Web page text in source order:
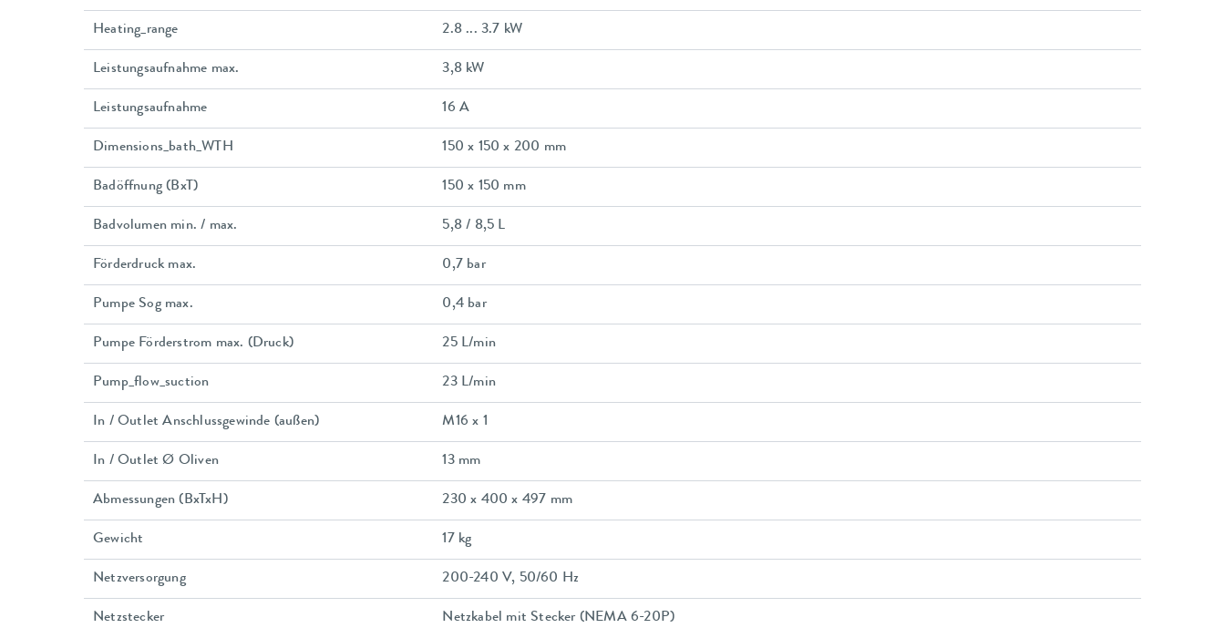
Heating_range 2.8 ... 3.7 kW
Leistungsaufnahme max. 3,8 kW
Leistungsaufnahme 16 A
Dimensions_bath_WTH 150 x 150 x 200 mm
Badöffnung (BxT) 150 x 150 mm
Badvolumen min. / max. 5,8 / 8,5 L
Förderdruck max. 0,7 bar
Pumpe Sog max. 0,4 bar
Pumpe Förderstrom max. (Druck) 25 L/min
Pump_flow_suction 23 L/min
In / Outlet Anschlussgewinde (außen) M16 x 1
In / Outlet Ø Oliven 13 mm
Abmessungen (BxTxH) 230 x 400 x 497 mm
Gewicht 17 kg
Netzversorgung 200-240 V, 50/60 Hz
Netzstecker Netzkabel mit Stecker (NEMA 6-20P)